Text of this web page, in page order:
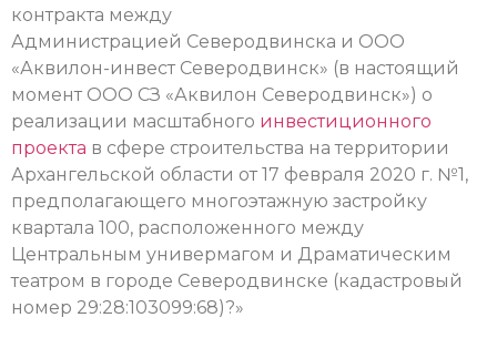
контракта между
Администрацией Северодвинска и ООО
«Аквилон-инвест Северодвинск» (в настоящий
момент ООО СЗ «Аквилон Северодвинск») о
реализации масштабного инвестиционного
проекта в сфере строительства на территории
Архангельской области от 17 февраля 2020 г. №1,
предполагающего многоэтажную застройку
квартала 100, расположенного между
Центральным универмагом и Драматическим
театром в городе Северодвинске (кадастровый
номер 29:28:103099:68)?»